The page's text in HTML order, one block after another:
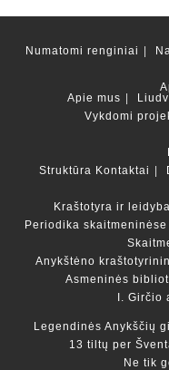
Numatomi renginiai
Apie mus
Vykdomi
Struktūra Kontaktai
Kraštotyra ir leidyba
Periodika
Anykštėno
Asmeninės
I. Girčio
Legendinės Anykščių
13 tiltų per
Ne tik